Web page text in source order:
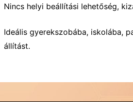
Nincs helyi beállítási lehetőség,
Ideális gyerekszobába, iskolába,
állítást.